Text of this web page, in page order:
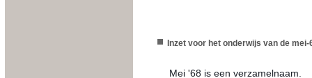
Inzet voor het onderwijs van de
Mei '68 is een verzamelnaam.